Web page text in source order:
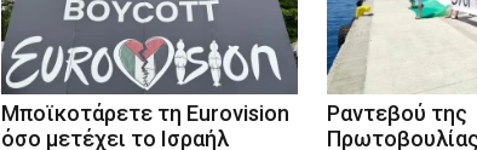
Mποϊκοτάρετε τη Eurovisiοn
όσο μετέχει το Ισραήλ
Ραντεβού της